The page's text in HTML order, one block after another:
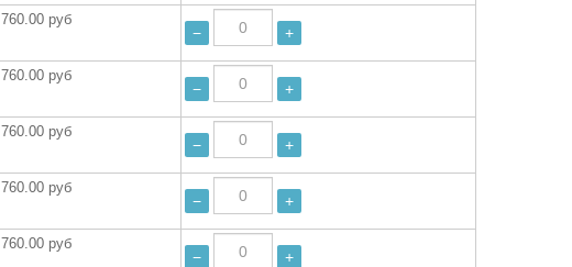
760.00 руб
− +
760.00 руб
− +
760.00 руб
− +
760.00 руб
− +
760.00 руб
− +